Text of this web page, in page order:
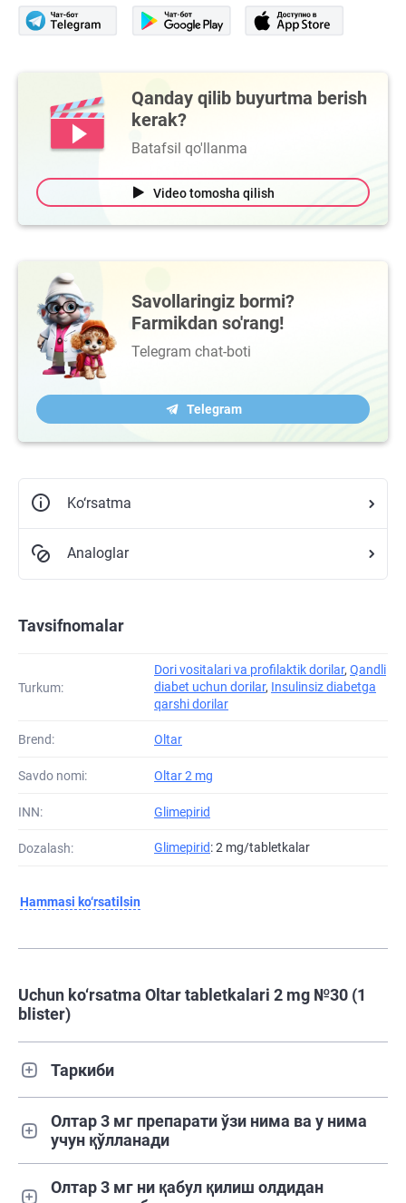
Qanday qilib buyurtma berish
kerak?
Batafsil qo'llanma
Video tomosha qilish
Savollaringiz bormi?
Farmikdan so'rang!
Telegram chat-boti
Telegram
Ko‘rsatma
Analoglar
Tavsifnomalar
Turkum:
Dori vositalari va profilaktik dorilar, Qandli
diabet uchun dorilar, Insulinsiz diabetga
qarshi dorilar
Brend: Oltar
Savdo nomi: Oltar 2 mg
INN: Glimepirid
Dozalash: Glimepirid: 2 mg/tabletkalar
Hammasi ko‘rsatilsin
Uchun ko‘rsatma Oltar tabletkalari 2 mg №30 (1
blister)
Таркиби
Олтар 3 мг препарати ўзи нима ва у нима
учун қўлланади
Олтар 3 мг ни қабул қилиш олдидан